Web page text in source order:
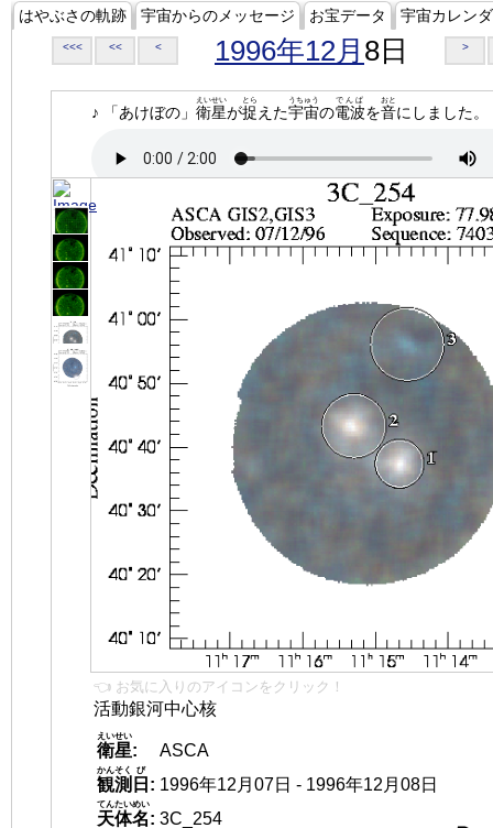
はやぶさの軌跡 宇宙からのメッセージ お宝データ 宇宙カレン
<<< << < 1996年12月 8日 >
♪ 「あけぼの」 衛星
えいせい
が捉
とら
えた宇宙
うちゅう
の電波
でんぱ
を音
おと
にしました。
👈 お気に入りのアイコンをクリック！
活動銀河中心核
衛星
えいせい
:
ASCA
観測
かんそく
日
び
: 1996年12月07日 - 1996年12月08日
天体名
てんたいめい
: 3C_254